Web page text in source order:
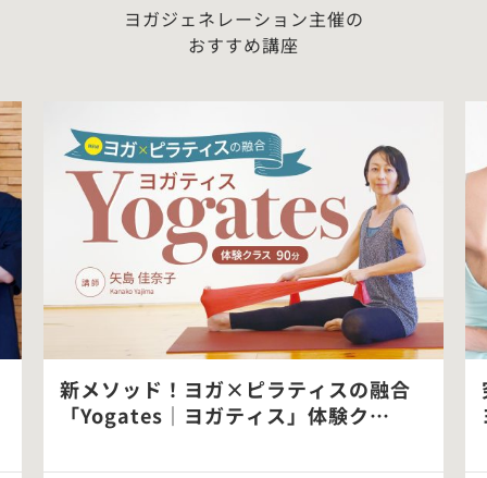
ヨガジェネレーション主催の
おすすめ講座
新メソッド！ヨガ×ピラティスの融合
「Yogates｜ヨガティス」体験ク…